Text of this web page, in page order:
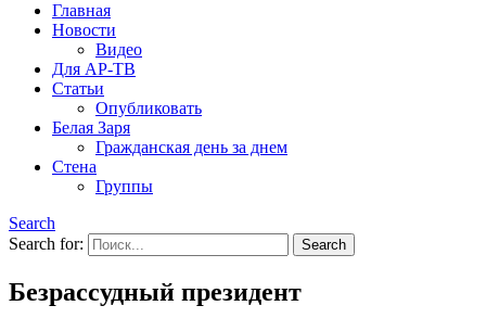
Главная
Новости
Видео
Для АР-ТВ
Статьи
Опубликовать
Белая Заря
Гражданская день за днем
Стена
Группы
Search
Search for:
Безрассудный президент